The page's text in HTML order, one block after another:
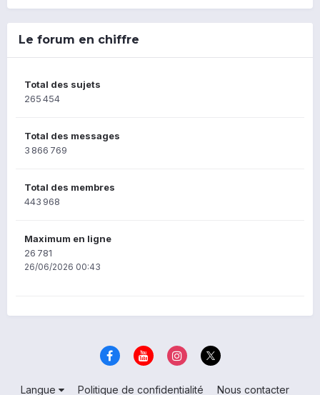
Le forum en chiffre
Total des sujets
265 454
Total des messages
3 866 769
Total des membres
443 968
Maximum en ligne
26 781
26/06/2026 00:43
Langue Politique de confidentialité Nous contacter